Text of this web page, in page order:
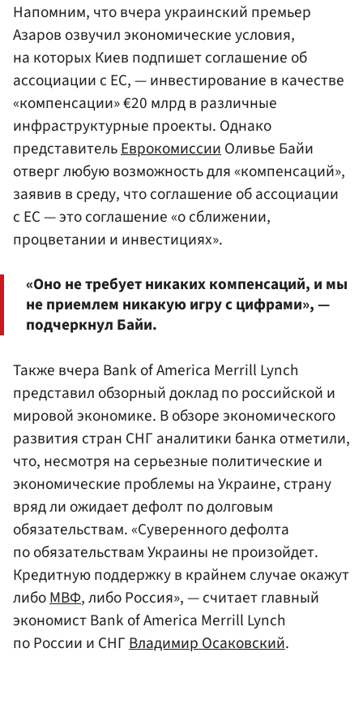
Напомним, что вчера украинский премьер
Азаров озвучил экономические условия,
на которых Киев подпишет соглашение об
ассоциации с ЕС, — инвестирование в качестве
«компенсации» €20 млрд в различные
инфраструктурные проекты. Однако
представительЕврокомиссииОливье Байи
отверг любую возможность для «компенсаций»,
заявив в среду, что соглашение об ассоциации
с ЕС — это соглашение «о сближении,
процветании и инвестициях».
«Оно не требует никаких компенсаций, и мы
не приемлем никакую игру с цифрами», —
подчеркнул Байи.
Также вчера Bank of America Merrill Lynch
представил обзорный доклад по российской и
мировой экономике. В обзоре экономического
развития стран СНГ аналитики банка отметили,
что, несмотря на серьезные политические и
экономические проблемы на Украине, страну
вряд ли ожидает дефолт по долговым
обязательствам. «Суверенного дефолта
по обязательствам Украины не произойдет.
Кредитную поддержку в крайнем случае окажут
либоМВФ, либо Россия», — считает главный
экономист Bank of America Merrill Lynch
по России и СНГВладимир Осаковский.